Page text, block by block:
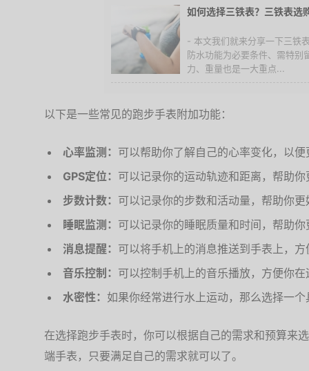
如何选择三铁表？三铁表选
- 本文我们就来分享一下三铁
防水功能为必要条件、需特别
力、重量也是一大重点...
以下是一些常见的跑步手表附加功能：
心率监测： 可以帮助你了解自己的心率变化，以
GPS定位： 可以记录你的运动轨迹和距离，帮助
步数计数： 可以记录你的步数和活动量，帮助你
睡眠监测： 可以记录你的睡眠质量和时间，帮助
消息提醒： 可以将手机上的消息推送到手表上，
音乐控制： 可以控制手机上的音乐播放，方便你
水密性： 如果你经常进行水上运动，那么选择一
在选择跑步手表时，你可以根据自己的需求和预算来
端手表，只要满足自己的需求就可以了。